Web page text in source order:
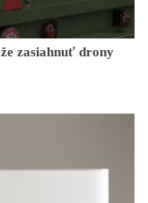
zasiahnuť drony